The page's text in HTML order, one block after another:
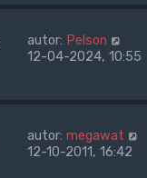
autor: Pelson
12-04-2024, 10:55
autor: megawat
12-10-2011, 16:42